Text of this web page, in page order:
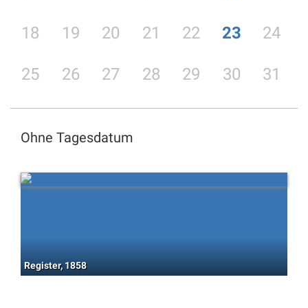
18 19 20 21 22 23 24
25 26 27 28 29 30 31
Ohne Tagesdatum
Register, 1858